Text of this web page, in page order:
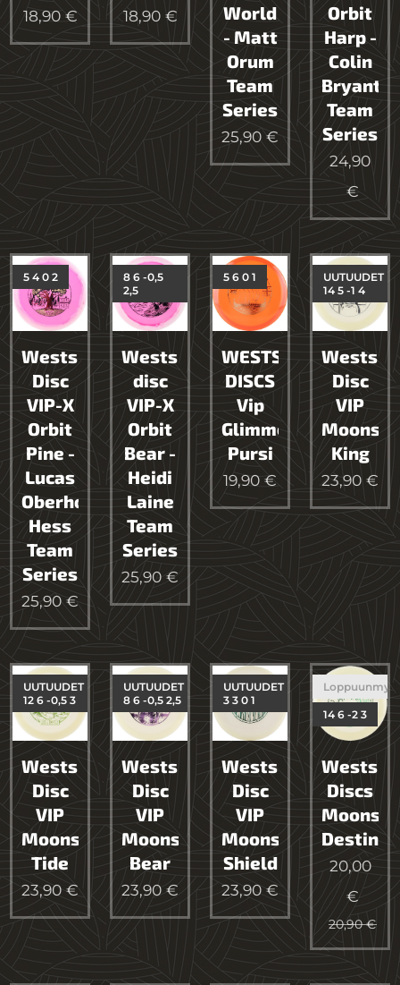
18,90€ 18,90€
World
- Matt
Orum
Team
Series
25,90 €
Orbit
Harp -
Colin
Bryant
Team
Series
24,90
€
Westside
Disc
VIP-X
Orbit
Pine -
Lucas
Oberholtzer
Hess
Team
Series
5 4 0 2
25,90 €
Westside
disc
VIP-X
Orbit
Bear -
Heidi
Laine
Team
Series
8 6 -0,5
2,5
25,90 €
WESTSIDE
DISCS
Vip
Glimmer
Pursi
5 6 0 1
19,90 €
Disc
VIP
King
UUTUUDET
14 5 -1 4
23,90 €
Westside
Disc
VIP
Moonshine
Tide
UUTUUDET
12 6 -0,5 3
23,90 €
Westside
Disc
VIP
Moonshine
Bear
UUTUUDET
8 6 -0,5 2,5
23,90 €
Westside
Disc
VIP
Moonshine
Shield
UUTUUDET
3 3 0 1
23,90 €
Discs
Destiny
14 6 -2 3
20,00
€
20,90€